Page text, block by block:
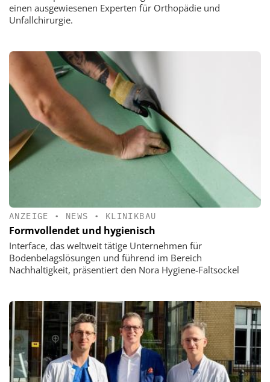
einen ausgewiesenen Experten für Orthopädie und
Unfallchirurgie.
ANZEIGE • NEWS • KLINIKBAU
Formvollendet und hygienisch
Interface, das weltweit tätige Unternehmen für
Bodenbelagslösungen und führend im Bereich
Nachhaltigkeit, präsentiert den Nora Hygiene-Faltsockel